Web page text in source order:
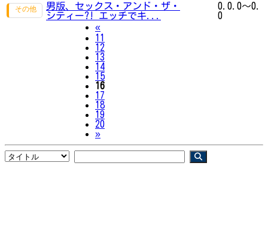
男版、セックス・アンド・ザ・
シティー?! エッチでキ...
0.0.0～0.
0
«Previous
11
12
13
14
15
16
17
18
19
20
»Next